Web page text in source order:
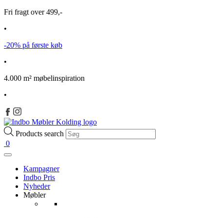
Fri fragt over 499,-
•
-20% på første køb
•
4.000 m² møbelinspiration
•
Products search
0
Kampagner
Indbo Pris
Nyheder
Møbler